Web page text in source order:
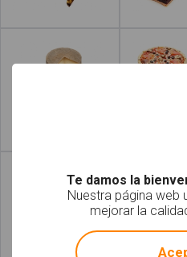
Te damos la
Nuestra página web
mejorar la
!